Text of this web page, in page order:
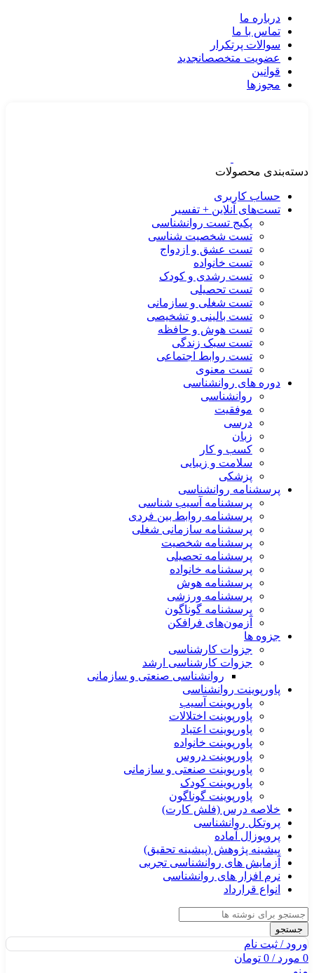
درباره ما
تماس با ما
سوالات پرتکرار
عضویت متخصصانجدید
قوانین
مجوزها
دسته‌بندی محصولات
حساب کاربری
تست‌های آنلاین + تفسیر
پکیج تست روانشناسی
تست شخصیت شناسی
تست عشق و ازدواج
تست خانواده
تست رشدی و کودک
تست تحصیلی
تست شغلی و سازمانی
تست بالینی و تشخیصی
تست هوش و حافظه
تست سبک زندگی
تست روابط اجتماعی
تست معنوی
دوره های روانشناسی
روانشناسی
موفقیت
درسی
زبان
کسب و کار
سلامت و زیبایی
پزشکی
پرسشنامه روانشناسی
پرسشنامه آسیب شناسی
پرسشنامه روابط بین فردی
پرسشنامه سازمانی شغلی
پرسشنامه شخصیت
پرسشنامه تحصیلی
پرسشنامه خانواده
پرسشنامه هوش
پرسشنامه ورزشی
پرسشنامه گوناگون
آزمون‌های فرافکن
جزوه ها
جزوات کارشناسی
جزوات کارشناسی ارشد
روانشناسی صنعتی و سازمانی
پاورپوینت روانشناسی
پاورپوینت آسیب
پاورپوینت اختلالات
پاورپوینت اعتیاد
پاورپوینت خانواده
پاورپوینت دروس
پاورپوینت صنعتی و سازمانی
پاورپوینت کودک
پاورپوینت گوناگون
خلاصه درس (فلش کارت)
پروتکل روانشناسی
پروپوزال آماده
پیشینه پژوهش (پیشینه تحقیق)
آزمایش های روانشناسی تجربی
نرم افزار های روانشناسی
انواع قرارداد
جستجو
ورود / ثبت نام
0 مورد/
0 تومان